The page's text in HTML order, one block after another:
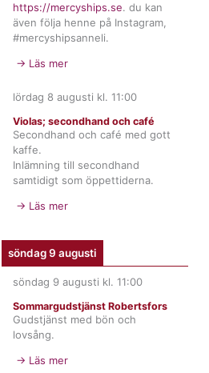
https://mercyships.se. du kan
även följa henne på Instagram,
#mercyshipsanneli.
→ Läs mer
lördag 8 augusti kl. 11:00
Violas; secondhand och café
Secondhand och café med gott
kaffe.
Inlämning till secondhand
samtidigt som öppettiderna.
→ Läs mer
söndag 9 augusti
söndag 9 augusti kl. 11:00
Sommargudstjänst Robertsfors
Gudstjänst med bön och
lovsång.
→ Läs mer